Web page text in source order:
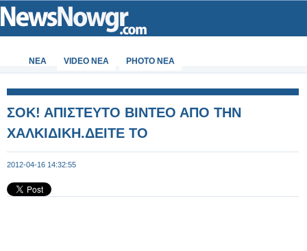
ΝΕΑ VIDEO NEA PHOTO NEA
ΣΟΚ! ΑΠΙΣΤΕΥΤΟ ΒΙΝΤΕΟ ΑΠΟ ΤΗΝ
ΧΑΛΚΙΔΙΚΗ.ΔΕΙΤΕ ΤΟ
2012-04-16 14:32:55